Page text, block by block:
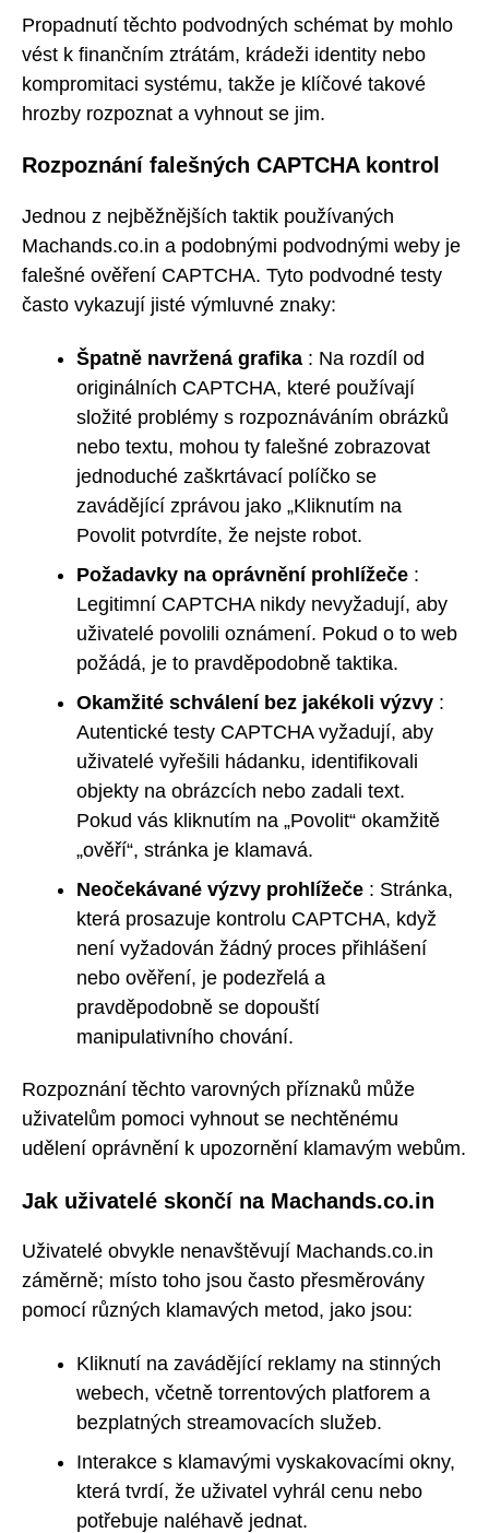
Propadnutí těchto podvodných schémat by mohlo
vést k finančním ztrátám, krádeži identity nebo
kompromitaci systému, takže je klíčové takové
hrozby rozpoznat a vyhnout se jim.
Rozpoznání falešných CAPTCHA kontrol
Jednou z nejběžnějších taktik používaných
Machands.co.in a podobnými podvodnými weby je
falešné ověření CAPTCHA. Tyto podvodné testy
často vykazují jisté výmluvné znaky:
Špatně navržená grafika : Na rozdíl od
originálních CAPTCHA, které používají
složité problémy s rozpoznáváním obrázků
nebo textu, mohou ty falešné zobrazovat
jednoduché zaškrtávací políčko se
zavádějící zprávou jako „Kliknutím na
Povolit potvrdíte, že nejste robot.
Požadavky na oprávnění prohlížeče :
Legitimní CAPTCHA nikdy nevyžadují, aby
uživatelé povolili oznámení. Pokud o to web
požádá, je to pravděpodobně taktika.
Okamžité schválení bez jakékoli výzvy :
Autentické testy CAPTCHA vyžadují, aby
uživatelé vyřešili hádanku, identifikovali
objekty na obrázcích nebo zadali text.
Pokud vás kliknutím na „Povolit“ okamžitě
„ověří“, stránka je klamavá.
Neočekávané výzvy prohlížeče : Stránka,
která prosazuje kontrolu CAPTCHA, když
není vyžadován žádný proces přihlášení
nebo ověření, je podezřelá a
pravděpodobně se dopouští
manipulativního chování.
Rozpoznání těchto varovných příznaků může
uživatelům pomoci vyhnout se nechtěnému
udělení oprávnění k upozornění klamavým webům.
Jak uživatelé skončí na Machands.co.in
Uživatelé obvykle nenavštěvují Machands.co.in
záměrně; místo toho jsou často přesměrovány
pomocí různých klamavých metod, jako jsou:
Kliknutí na zavádějící reklamy na stinných
webech, včetně torrentových platforem a
bezplatných streamovacích služeb.
Interakce s klamavými vyskakovacími okny,
která tvrdí, že uživatel vyhrál cenu nebo
potřebuje naléhavě jednat.